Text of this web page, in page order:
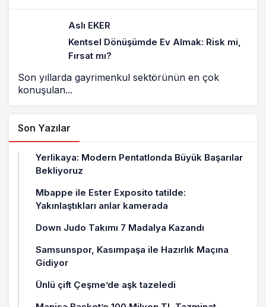
Aslı EKER
Kentsel Dönüşümde Ev Almak: Risk mi,
Fırsat mı?
Son yıllarda gayrimenkul sektörünün en çok
konuşulan...
Son Yazılar
Yerlikaya: Modern Pentatlonda Büyük Başarılar
Bekliyoruz
Mbappe ile Ester Exposito tatilde:
Yakınlaştıkları anlar kamerada
Down Judo Takımı 7 Madalya Kazandı
Samsunspor, Kasımpaşa ile Hazırlık Maçına
Gidiyor
Ünlü çift Çeşme’de aşk tazeledi